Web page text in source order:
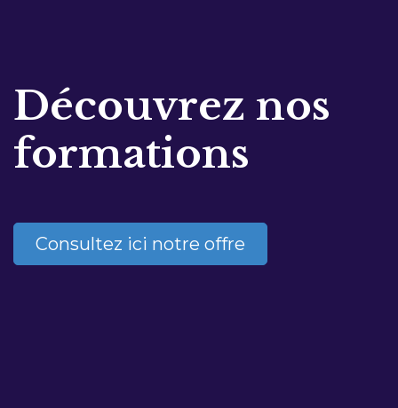
Découvrez nos
formations
Consultez ici notre offre